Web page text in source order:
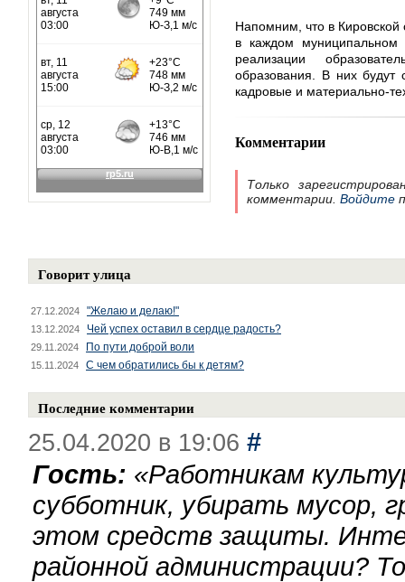
Напомним, что в
в каждом муниципальном
реализации
образования. В них будут
кадровые и материально-
Комментарии
Только
комментарии. Войдите
Говорит улица
27.12.2024 "Желаю и делаю!"
13.12.2024 Чей успех оставил в сердце радость?
29.11.2024 По пути доброй воли
15.11.2024 С чем обратились бы к детям?
Последние комментарии
25.04.2020 в 19:06 #
Гость: «Работникам
субботник, убирать мусор,
этом средств защиты.
районной администрации?